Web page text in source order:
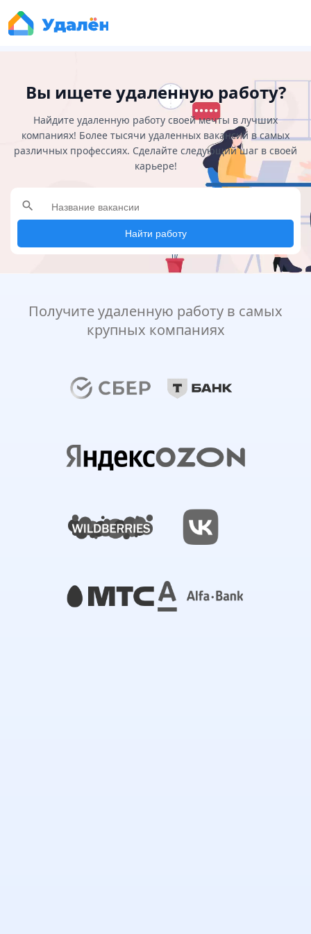
Вы ищете удаленную работу?
Найдите удаленную работу своей мечты в лучших
компаниях! Более тысячи удаленных вакансий в самых
различных профессиях. Сделайте следующий шаг в своей
карьере!
search
Найти работу
Получите удаленную работу в самых
крупных компаниях